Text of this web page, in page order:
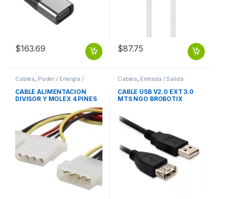
$163.69 $87.75
Cables, Poder / Energía /
Alimentación
CABLE ALIMENTACION
DIVISOR Y MOLEX 4 PINES
MOLEX 4 PINES A DUAL
MOLEX HEMBRA
Cables, Entrada / Salida
CABLE USB V2.0 EXT 3.0
MTS NGO BROBOTIX